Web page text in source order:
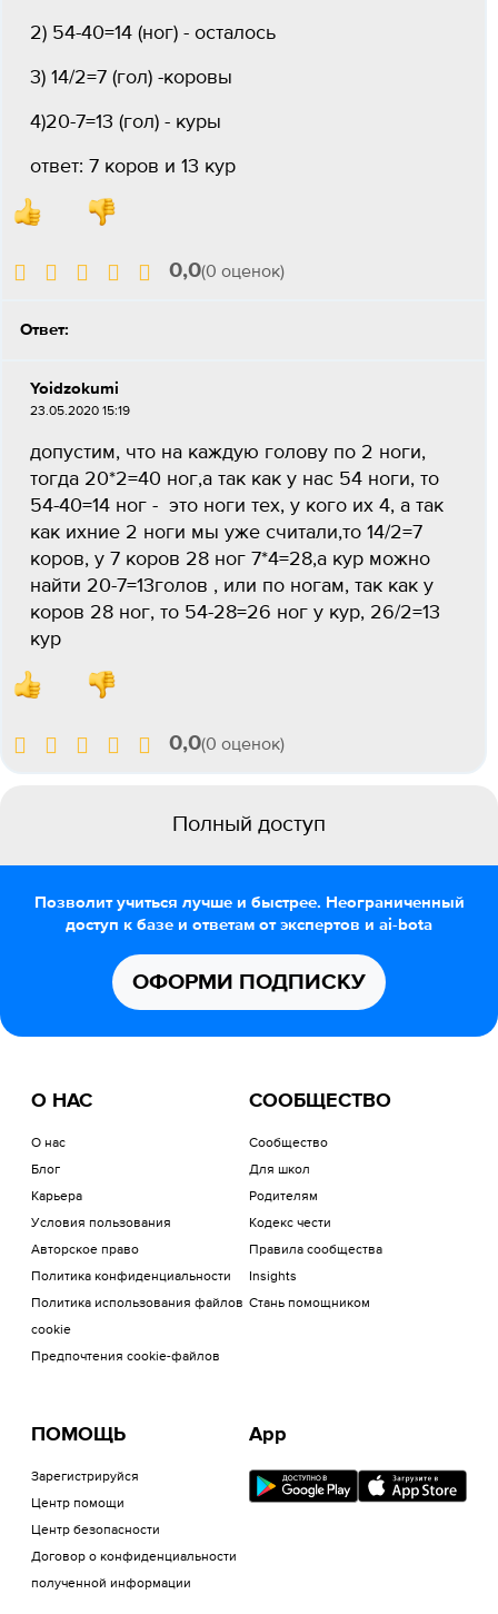
2) 54-40=14 (ног) - осталось
3) 14/2=7 (гол) -коровы
4)20-7=13 (гол) - куры
ответ: 7 коров и 13 кур
0,0(0 оценок)
Ответ:
Yoidzokumi
23.05.2020 15:19
допустим, что на каждую голову по 2 ноги,
тогда 20*2=40 ног,а так как у нас 54 ноги, то
54-40=14 ног - это ноги тех, у кого их 4, а так
как ихние 2 ноги мы уже считали,то 14/2=7
коров, у 7 коров 28 ног 7*4=28,а кур можно
найти 20-7=13голов , или по ногам, так как у
коров 28 ног, то 54-28=26 ног у кур, 26/2=13
кур
0,0(0 оценок)
Полный доступ
Позволит учиться лучше и быстрее. Неограниченный
доступ к базе и ответам от экспертов и ai-bota
ОФОРМИ ПОДПИСКУ
О НАС
О нас
Блог
Карьера
Условия пользования
Авторское право
Политика конфиденциальности
Политика использования файлов
cookie
Предпочтения cookie-файлов
СООБЩЕСТВО
Сообщество
Для школ
Родителям
Кодекс чести
Правила сообщества
Insights
Стань помощником
ПОМОЩЬ
Зарегистрируйся
Центр помощи
Центр безопасности
Договор о конфиденциальности
полученной информации
App